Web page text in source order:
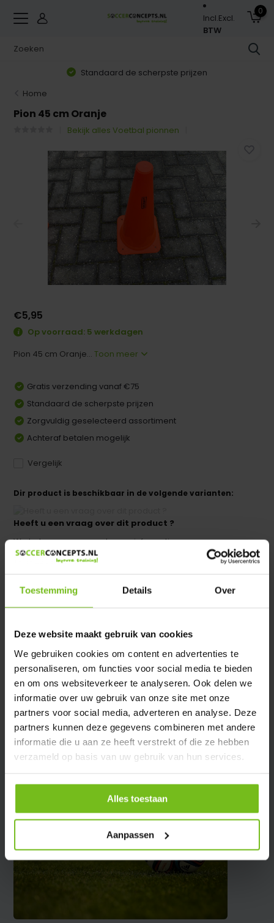
Toestemming Details Over
Deze website maakt gebruik van cookies
We gebruiken cookies om content en advertenties te
personaliseren, om functies voor social media te bieden
en om ons websiteverkeer te analyseren. Ook delen we
informatie over uw gebruik van onze site met onze
partners voor social media, adverteren en analyse. Deze
partners kunnen deze gegevens combineren met andere
informatie die u aan ze heeft verstrekt of die ze hebben
verzameld op basis van uw gebruik van hun services.
Alles toestaan
Aanpassen
Incl.Excl.
BTW
0
Standaard de scherpste prijzen
Home
Pion 45 cm Oranje
Bekijk alles Voetbal pionnen
€5,95
Op voorraad: 5 werkdagen
Pion 45 cm Oranje...Toon meer
Gratis verzending vanaf €75
Standaard de scherpste prijzen
Zorgvuldig geselecteerd assortiment
Achteraf betalen mogelijk
Vergelijk
Dir product is beschikbaar in de volgende varianten:
Heeft u een vraag over dit product ?
We helpen u graag met meer informatie
Verstuur email
Specificaties
Reviews
Delen